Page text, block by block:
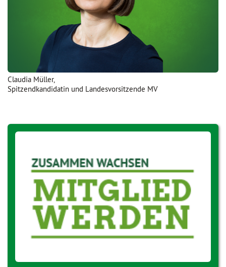
Claudia Müller,
Spitzendkandidatin und Landesvorsitzende MV